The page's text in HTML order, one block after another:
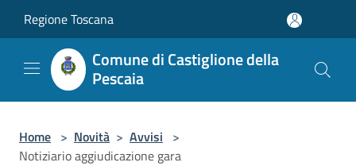
Regione Toscana
Comune di Castiglione della
Pescaia
Home > Novità > Avvisi >
Notiziario aggiudicazione gara